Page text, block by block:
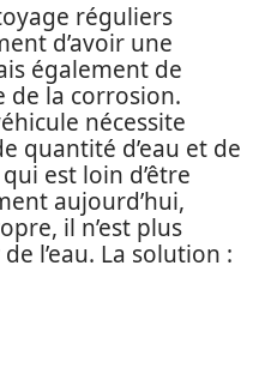
réguliers
d’avoir une
également de
de la corrosion.
nécessite
quantité d’eau et de
est loin d’être
aujourd’hui,
il n’est plus
l’eau. La solution :